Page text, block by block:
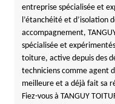
entreprise spécialisée et
l’étanchéité et d’isolation
accompagnement,
spécialisée et
toiture, active depuis des
techniciens comme agent
meilleure et a déjà fait sa
Fiez-vous à TANGUY